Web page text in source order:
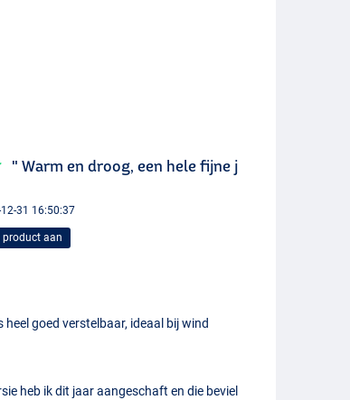
" Warm en droog, een hele fijne j
31 16:50:37
product aan
heel goed verstelbaar, ideaal bij wind
heb ik dit jaar aangeschaft en die beviel